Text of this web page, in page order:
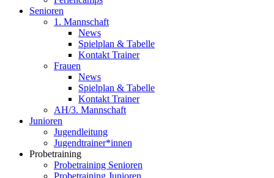
Senioren
1. Mannschaft
News
Spielplan & Tabelle
Kontakt Trainer
Frauen
News
Spielplan & Tabelle
Kontakt Trainer
AH/3. Mannschaft
Junioren
Jugendleitung
Jugendtrainer*innen
Probetraining
Probetraining Senioren